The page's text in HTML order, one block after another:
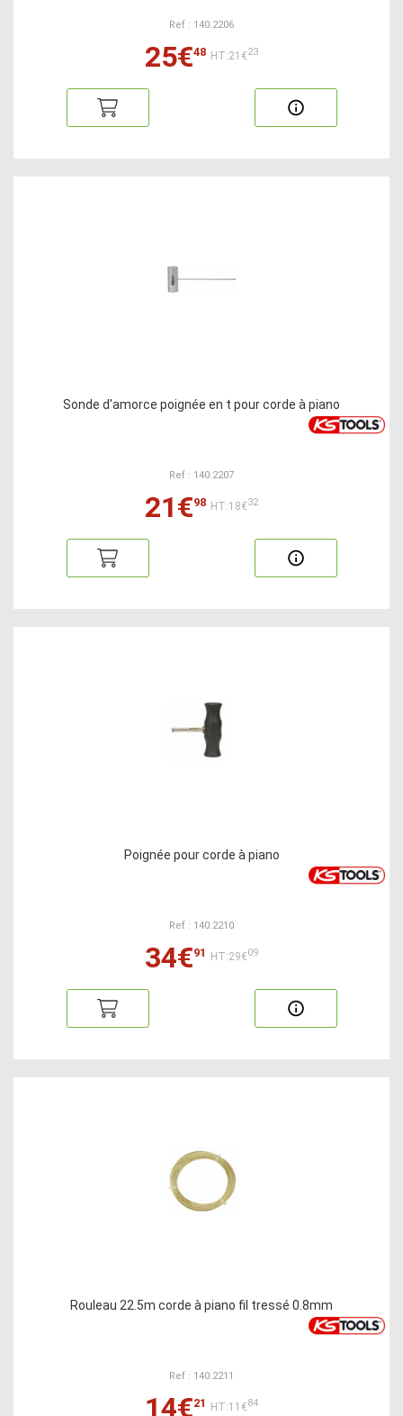
Ref : 140.2206
25€48 HT:21€23
Sonde d'amorce poignée en t pour corde à piano
Ref : 140.2207
21€98 HT:18€32
Poignée pour corde à piano
Ref : 140.2210
34€91 HT:29€09
Rouleau 22.5m corde à piano fil tressé 0.8mm
Ref : 140.2211
14€21 HT:11€84